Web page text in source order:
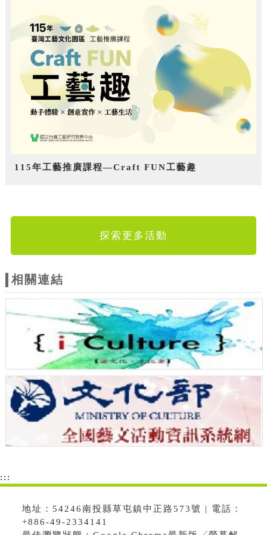
115年工藝推廣課程—Craft FUN工藝趣
探索更多活動
相關連結
:::
地址：54246南投縣草屯鎮中正路573號 | 電話：
+886-49-2334141